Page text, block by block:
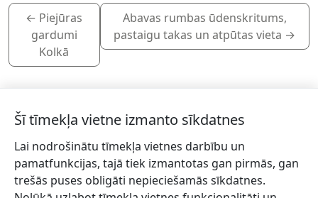
← Piejūras
gardumi
Kolkā
Abavas rumbas ūdenskritums,
pastaigu takas un atpūtas vieta →
Piesakies jaunumiem!
Pieraksties jaunumiem e-pastā un nepalaid garām
Šī tīmekļa vietne izmanto sīkdatnes
Lai nodrošinātu tīmekļa vietnes darbību un
pamatfunkcijas, tajā tiek izmantotas gan pirmās, gan
trešās puses obligāti nepieciešamās sīkdatnes.